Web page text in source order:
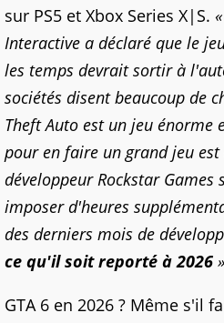
sur PS5 et Xbox Series X|S.
Interactive a déclaré que le
les temps devrait sortir à
sociétés disent beaucoup de
Theft Auto est un jeu énorme
pour en faire un grand jeu est
développeur Rockstar Games
imposer d'heures
des derniers mois de
ce qu'il soit reporté à 2026 »
GTA 6 en 2026 ? Même s'il